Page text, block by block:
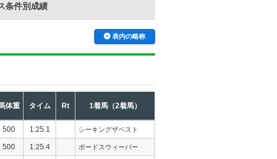
条件別成績
表内の略称
体重 タイム Rt 1着馬（2着馬）
500 1:25.1 シーキングザベスト
500 1:25.4 ボードスウィーパー